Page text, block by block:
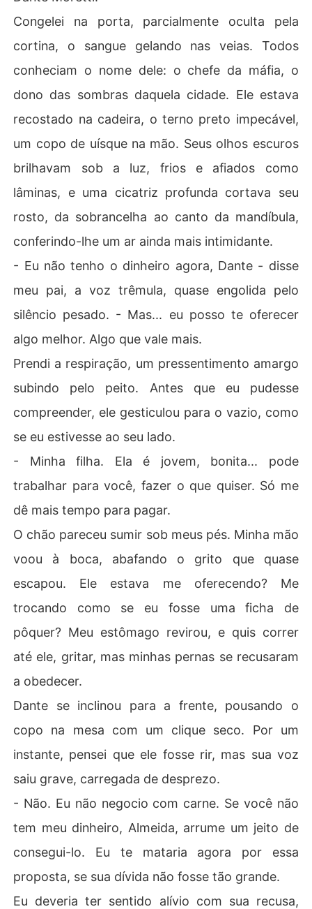
Congelei na porta, parcialmente oculta pela
cortina, o sangue gelando nas veias. Todos
conheciam o nome dele: o chefe da máfia, o
dono das sombras daquela cidade. Ele estava
recostado na cadeira, o terno preto impecável,
um copo de uísque na mão. Seus olhos escuros
brilhavam sob a luz, frios e afiados como
lâminas, e uma cicatriz profunda cortava seu
rosto, da sobrancelha ao canto da mandíbula,
conferindo-lhe um ar ainda mais intimidante.
- Eu não tenho o dinheiro agora, Dante - disse
meu pai, a voz trêmula, quase engolida pelo
silêncio pesado. - Mas... eu posso te oferecer
algo melhor. Algo que vale mais.
Prendi a respiração, um pressentimento amargo
subindo pelo peito. Antes que eu pudesse
compreender, ele gesticulou para o vazio, como
se eu estivesse ao seu lado.
- Minha filha. Ela é jovem, bonita... pode
trabalhar para você, fazer o que quiser. Só me
dê mais tempo para pagar.
O chão pareceu sumir sob meus pés. Minha mão
voou à boca, abafando o grito que quase
escapou. Ele estava me oferecendo? Me
trocando como se eu fosse uma ficha de
pôquer? Meu estômago revirou, e quis correr
até ele, gritar, mas minhas pernas se recusaram
a obedecer.
Dante se inclinou para a frente, pousando o
copo na mesa com um clique seco. Por um
instante, pensei que ele fosse rir, mas sua voz
saiu grave, carregada de desprezo.
- Não. Eu não negocio com carne. Se você não
tem meu dinheiro, Almeida, arrume um jeito de
consegui-lo. Eu te mataria agora por essa
proposta, se sua dívida não fosse tão grande.
Eu deveria ter sentido alívio com sua recusa,